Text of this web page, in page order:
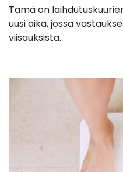
Tämä on
uusi aika, jossa
viisauksista.